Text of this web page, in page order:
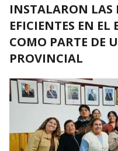
INSTALARON LAS
EFICIENTES EN
COMO PARTE DE
PROVINCIAL